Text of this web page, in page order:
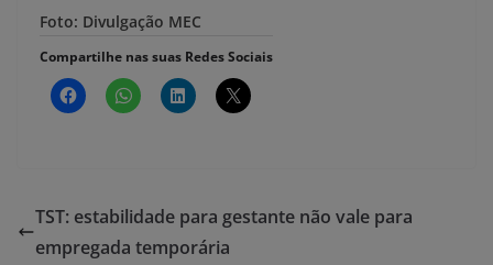
Foto: Divulgação MEC
Compartilhe nas suas Redes Sociais
TST: estabilidade para gestante não vale para
empregada temporária